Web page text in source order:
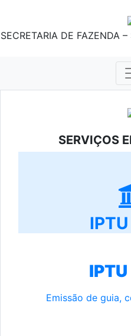
SECRETARIA DE FAZENDA
SERVIÇOS
Emissão de guia,